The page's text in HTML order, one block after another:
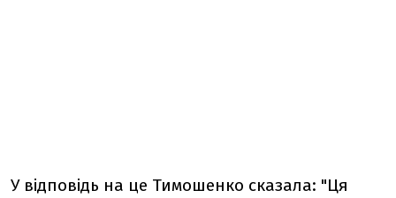
У відповідь на це Тимошенко сказала: "Ця